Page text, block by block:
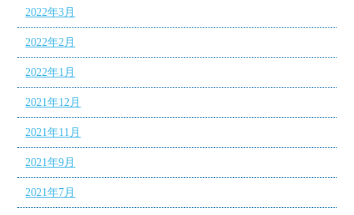
2022年3月
2022年2月
2022年1月
2021年12月
2021年11月
2021年9月
2021年7月